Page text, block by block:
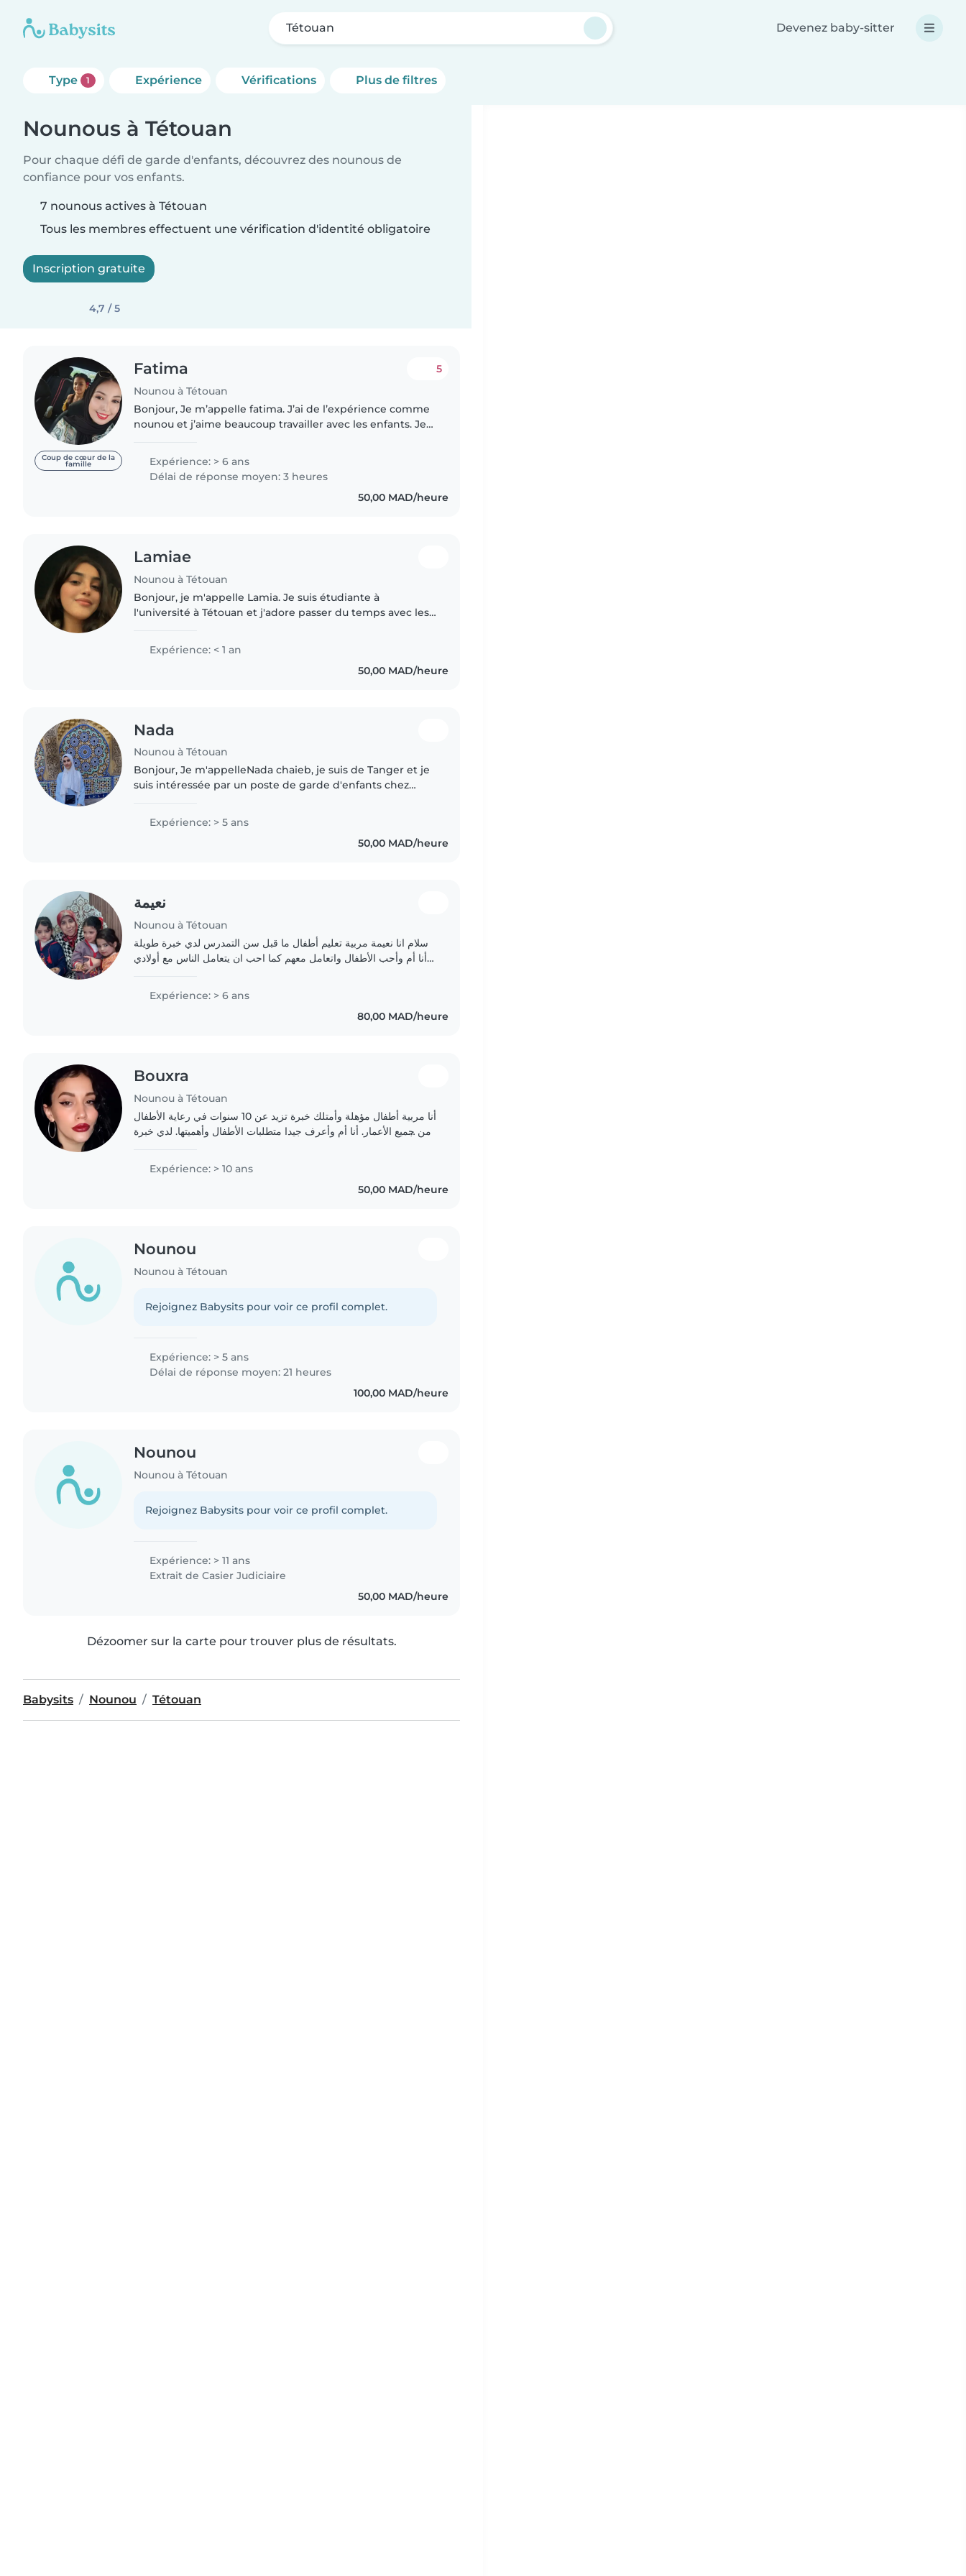
Tétouan Devenez baby-sitter
Type 1 Expérience Vérifications Plus de filtres
Nounous à Tétouan
Pour chaque défi de garde d'enfants, découvrez des nounous de
confiance pour vos enfants.
7 nounous actives à Tétouan
Tous les membres effectuent une vérification d'identité obligatoire
Inscription gratuite
4,7 / 5
Coup de cœur de la
famille
Fatima
Nounou à Tétouan
5
Bonjour, Je m’appelle fatima. J’ai de l’expérience comme
nounou et j’aime beaucoup travailler avec les enfants. Je
Expérience: > 6 ans
Délai de réponse moyen: 3 heures
50,00 MAD/heure
Lamiae
Nounou à Tétouan
Bonjour, je m'appelle Lamia. Je suis étudiante à
l'université à Tétouan et j'adore passer du temps avec les
Expérience: < 1 an
50,00 MAD/heure
Nada
Nounou à Tétouan
Bonjour, Je m'appelleNada chaieb, je suis de Tanger et je
suis intéressée par un poste de garde d'enfants chez
professionnelle, j'aime..
Expérience: > 5 ans
50,00 MAD/heure
نعيمة
Nounou à Tétouan
سلام انا نعيمة مربية تعليم أطفال ما قبل سن التمدرس لدي خبرة طويلة
أنا أم وأحب الأطفال واتعامل معهم كما احب ان يتعامل الناس مع أولادي
Expérience: > 6 ans
80,00 MAD/heure
Bouxra
Nounou à Tétouan
أنا مربية أطفال مؤهلة وأمتلك خبرة تزيد عن 10 سنوات في رعاية الأطفال
من جميع الأعمار. أنا أم وأعرف جيدا متطلبات الأطفال وأهميتها. لدي خبرة
Expérience: > 10 ans
50,00 MAD/heure
Nounou
Nounou à Tétouan
Rejoignez Babysits pour voir ce profil complet.
Expérience: > 5 ans
Délai de réponse moyen: 21 heures
100,00 MAD/heure
Nounou
Nounou à Tétouan
Rejoignez Babysits pour voir ce profil complet.
Expérience: > 11 ans
Extrait de Casier Judiciaire
50,00 MAD/heure
Dézoomer sur la carte pour trouver plus de résultats.
Babysits Nounou Tétouan